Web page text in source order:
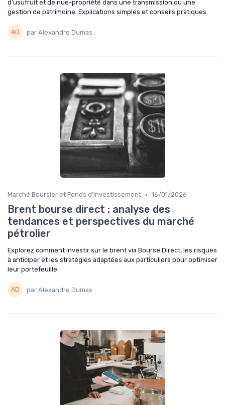
d’usufruit et de nue-propriété dans une transmission ou une
gestion de patrimoine. Explications simples et conseils pratiques.
par Alexandre Dumas
Marché Boursier et Fonds d'Investissement • 16/01/2026
Brent bourse direct : analyse des
tendances et perspectives du marché
pétrolier
Explorez comment investir sur le brent via Bourse Direct, les risques
à anticiper et les stratégies adaptées aux particuliers pour optimiser
leur portefeuille.
par Alexandre Dumas